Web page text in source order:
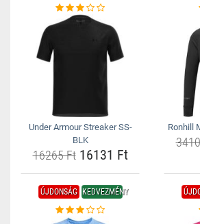
Under Armour Streaker SS-
BLK
16265 Ft16131 Ft
Ronhill
ÚJDONSÁG KEDVEZMÉNY